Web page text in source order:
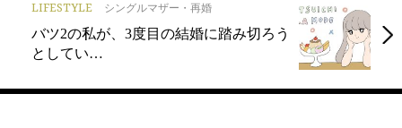
LIFESTYLE シングルマザー・再婚
バツ2の私が、3度目の結婚に踏み切ろう
としてい…